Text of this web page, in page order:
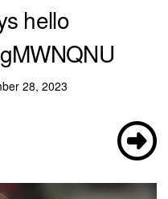
hello
28, 2023